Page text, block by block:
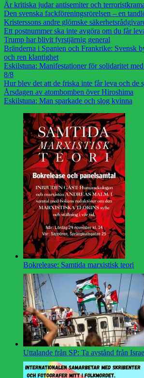
Är kritiska judar antisemiter och
Den svenska fackföreningsrörelsen – en
Kristerssons andre glömske
Ett postnummer ska inte avgöra om du får
Trump har blivit fyrstjärnig general
Bränderna i Spanien och Frankrike: Svensk
och ren klantighet
Eskilstuna: Manifestationer för solidaritet
8/8
Hur blev det att de friska inte får leva och de
Årsdagen av atombomben över Hiroshima
Eskilstuna: Man sparkade och slog kvinna
Bokrelease: Samtida marxistisk teori
Uttalande från SP: Ta avstånd från